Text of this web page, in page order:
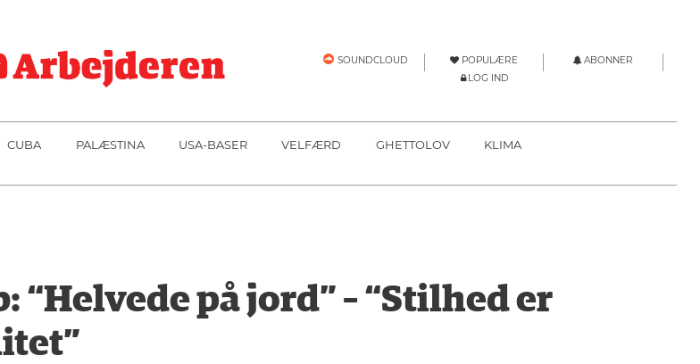
SOUNDCLOUD POPULÆRE
ABONNER
LOG IND
CUBA PALÆSTINA USA-BASER VELFÆRD GHETTOLOV
KLIMA
“Helvede på jord” – “Stilhed er